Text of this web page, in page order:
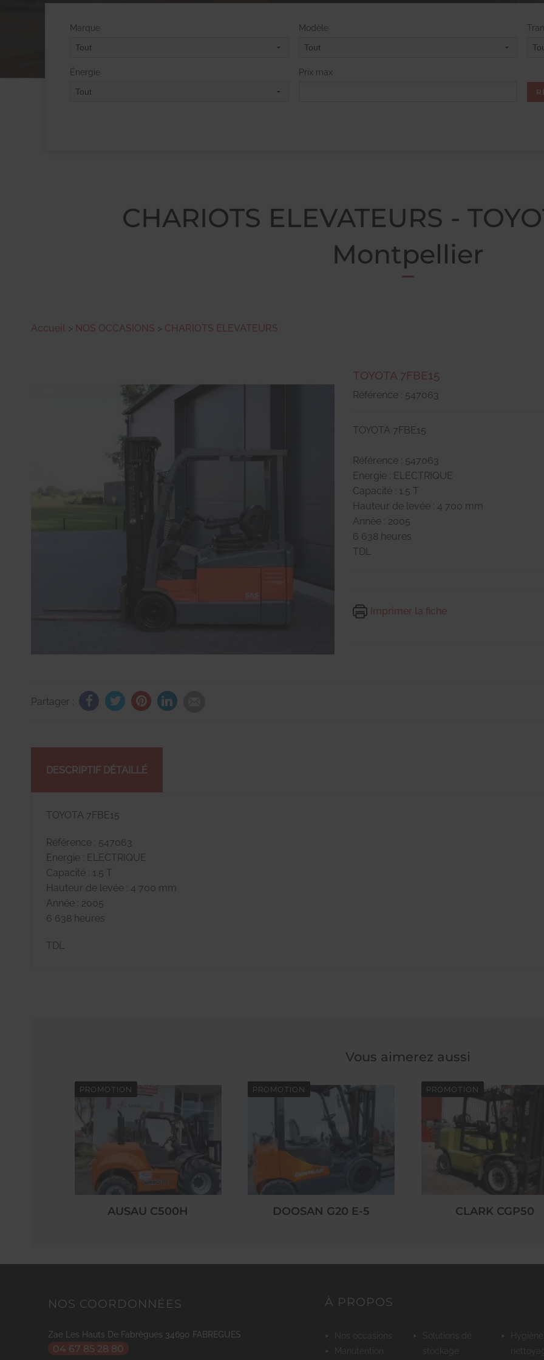
Marque
Énergie
Modèle
Prix max
CHARIOTS ELEVATEURS -
Montpellier
Accueil > NOS OCCASIONS > CHARIOTS ELEVATEURS
TOYOTA 7FBE15
Référence : 547063
TOYOTA 7FBE15
Référence : 547063
Energie : ELECTRIQUE
Capacité : 1.5 T
Hauteur de levée : 4 700 mm
Année : 2005
6 638 heures
TDL
Imprimer la fiche
Partager :
DESCRIPTIF DÉTAILLÉ
TOYOTA 7FBE15
Référence : 547063
Energie : ELECTRIQUE
Capacité : 1.5 T
Hauteur de levée : 4 700 mm
Année : 2005
6 638 heures
TDL
Vous aimerez aussi
PROMOTION
AUSAU C500H
PROMOTION
DOOSAN G20 E-5
PROMOTION
CLARK CGP50
NOS COORDONNÉES
Zae Les Hauts De Fabrègues 34690 FABREGUES
04 67 85 28 80
À PROPOS
nos occasions
manutention
solutions de
stockage
hygiène et